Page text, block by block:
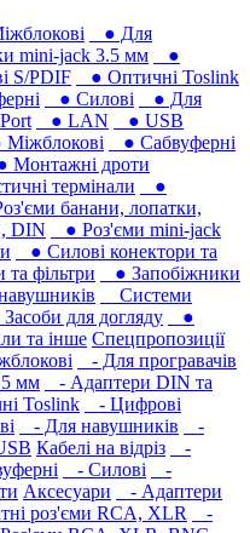
● Для
mini-jack 3.5 мм
●
S/PDIF
● Оптичні Toslink
● Силові
● Для
● LAN
● USB
● Сабвуферні
Монтажні дроти
термінали
●
банани, лопатки,
DIN
● Роз'єми mini-jack
● Силові конектори та
фільтри
● Запобіжники
Системи
для догляду
●
та інше Спецпропозиції
- Для програвачів
мм
- Адаптери DIN та
Toslink
- Цифрові
- Для навушників‎
-
Кабелі на відріз
-
- Силові
-
Аксесуари
- Адаптери
роз'єми RCA, XLR
-